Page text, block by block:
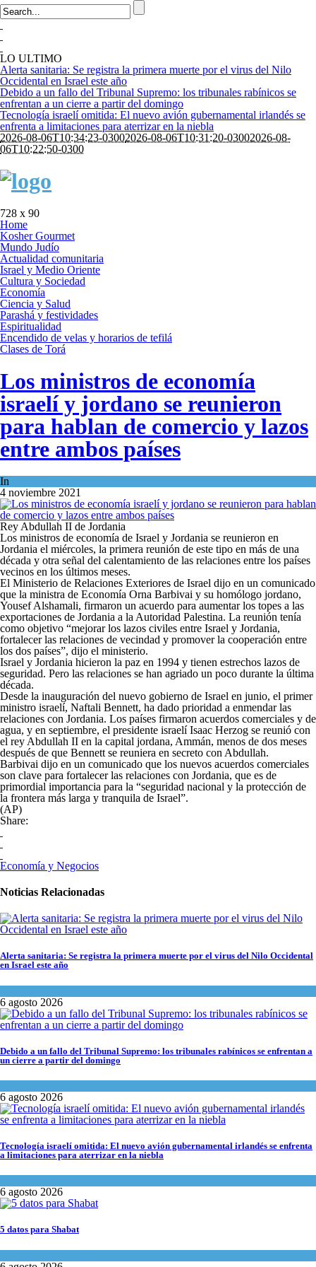
LO ULTIMO
Alerta sanitaria: Se registra la primera muerte por el virus del Nilo
Occidental en Israel este año
Debido a un fallo del Tribunal Supremo: los tribunales rabínicos se
enfrentan a un cierre a partir del domingo
Tecnología israelí omitida: El nuevo avión gubernamental irlandés se
enfrenta a limitaciones para aterrizar en la niebla
2026-08-06T10:34:23-03002026-08-06T10:31:20-03002026-08-
06T10:22:50-0300
728 x 90
Home
Kosher Gourmet
Mundo Judío
Actualidad comunitaria
Israel y Medio Oriente
Cultura y Sociedad
Economía
Ciencia y Salud
Parashá y festividades
Espiritualidad
Encendido de velas y horarios de tefilá
Clases de Torá
Los ministros de economía
israelí y jordano se reunieron
para hablan de comercio y lazos
entre ambos países
In
4 noviembre 2021
Rey Abdullah II de Jordania
Los ministros de economía de Israel y Jordania se reunieron en
Jordania el miércoles, la primera reunión de este tipo en más de una
década y otra señal del calentamiento de las relaciones entre los países
vecinos en los últimos meses.
El Ministerio de Relaciones Exteriores de Israel dijo en un comunicado
que la ministra de Economía Orna Barbivai y su homólogo jordano,
Yousef Alshamali, firmaron un acuerdo para aumentar los topes a las
exportaciones de Jordania a la Autoridad Palestina. La reunión tenía
como objetivo “mejorar los lazos civiles entre Israel y Jordania,
fortalecer las relaciones de vecindad y promover la cooperación entre
los dos países”, dijo el ministerio.
Israel y Jordania hicieron la paz en 1994 y tienen estrechos lazos de
seguridad. Pero las relaciones se han agriado un poco durante la última
década.
Desde la inauguración del nuevo gobierno de Israel en junio, el primer
ministro israelí, Naftali Bennett, ha dado prioridad a enmendar las
relaciones con Jordania. Los países firmaron acuerdos comerciales y de
agua, y en septiembre, el presidente israelí Isaac Herzog se reunió con
el rey Abdullah II en la capital jordana, Ammán, menos de dos meses
después de que Bennett se reuniera en secreto con Abdullah.
Barbivai dijo en un comunicado que los nuevos acuerdos comerciales
son clave para fortalecer las relaciones con Jordania, que es de
primordial importancia para la “seguridad nacional y la protección de
la frontera más larga y tranquila de Israel”.
(AP)
Share:
Economía y Negocios
Noticias Relacionadas
Alerta sanitaria: Se registra la primera muerte por el virus del Nilo Occidental
en Israel este año
6 agosto 2026
Debido a un fallo del Tribunal Supremo: los tribunales rabínicos se enfrentan a
un cierre a partir del domingo
6 agosto 2026
Tecnología israelí omitida: El nuevo avión gubernamental irlandés se enfrenta
a limitaciones para aterrizar en la niebla
6 agosto 2026
5 datos para Shabat